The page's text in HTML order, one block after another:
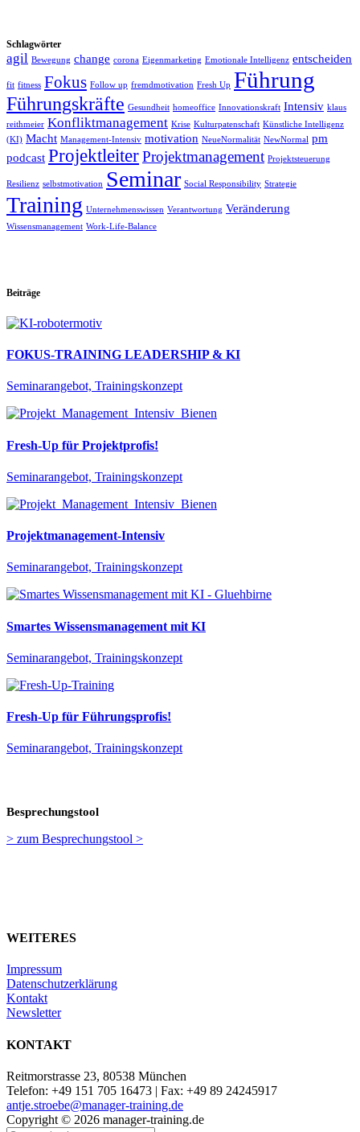
Schlagwörter
agil Bewegung change corona Eigenmarketing Emotionale Intelligenz entscheiden
fit fitness Fokus Follow up fremdmotivation Fresh Up Führung
Führungskräfte Gesundheit homeoffice Innovationskraft Intensiv klaus
reithmeier Konfliktmanagement Krise Kulturpatenschaft Künstliche Intelligenz
(KI) Macht Management-Intensiv motivation NeueNormalität NewNormal pm
podcast ProjektleiterProjektmanagement Projektsteuerung
Resilienz selbstmotivation Seminar Social Responsibility Strategie
Training Unternehmenswissen Verantwortung Veränderung
Wissensmanagement Work-Life-Balance
Beiträge
FOKUS-TRAINING LEADERSHIP & KI
Seminarangebot, Trainingskonzept
Fresh-Up für Projektprofis!
Seminarangebot, Trainingskonzept
Projektmanagement-Intensiv
Seminarangebot, Trainingskonzept
Smartes Wissensmanagement mit KI
Seminarangebot, Trainingskonzept
Fresh-Up für Führungsprofis!
Seminarangebot, Trainingskonzept
Besprechungstool
> zum Besprechungstool >
WEITERES
Impressum
Datenschutzerklärung
Kontakt
Newsletter
KONTAKT
Reitmorstrasse 23, 80538 München
Telefon: +49 151 705 16473 | Fax: +49 89 24245917
antje.stroebe@manager-training.de
Copyright © 2026 manager-training.de